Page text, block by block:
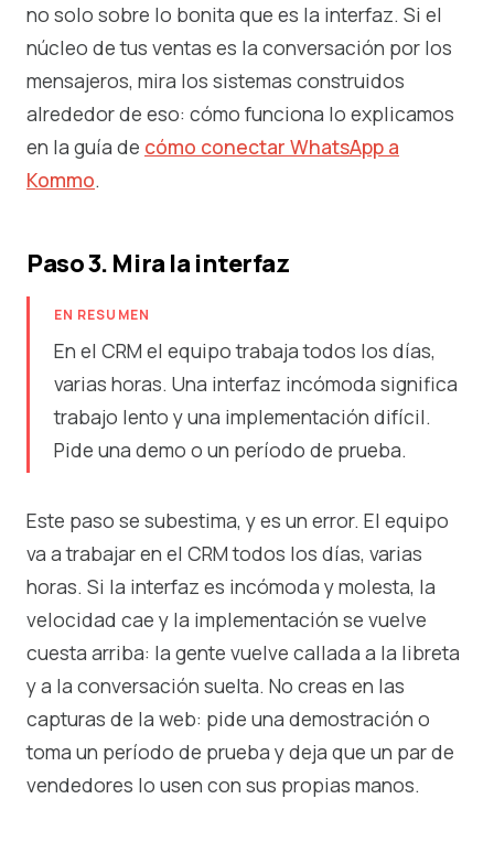
no solo sobre lo bonita que es la interfaz. Si el
núcleo de tus ventas es la conversación por los
mensajeros, mira los sistemas construidos
alrededor de eso: cómo funciona lo explicamos
en la guía de cómo conectar WhatsApp a
Kommo.
Paso 3. Mira la interfaz
EN RESUMEN
En el CRM el equipo trabaja todos los días,
varias horas. Una interfaz incómoda significa
trabajo lento y una implementación difícil.
Pide una demo o un período de prueba.
Este paso se subestima, y es un error. El equipo
va a trabajar en el CRM todos los días, varias
horas. Si la interfaz es incómoda y molesta, la
velocidad cae y la implementación se vuelve
cuesta arriba: la gente vuelve callada a la libreta
y a la conversación suelta. No creas en las
capturas de la web: pide una demostración o
toma un período de prueba y deja que un par de
vendedores lo usen con sus propias manos.